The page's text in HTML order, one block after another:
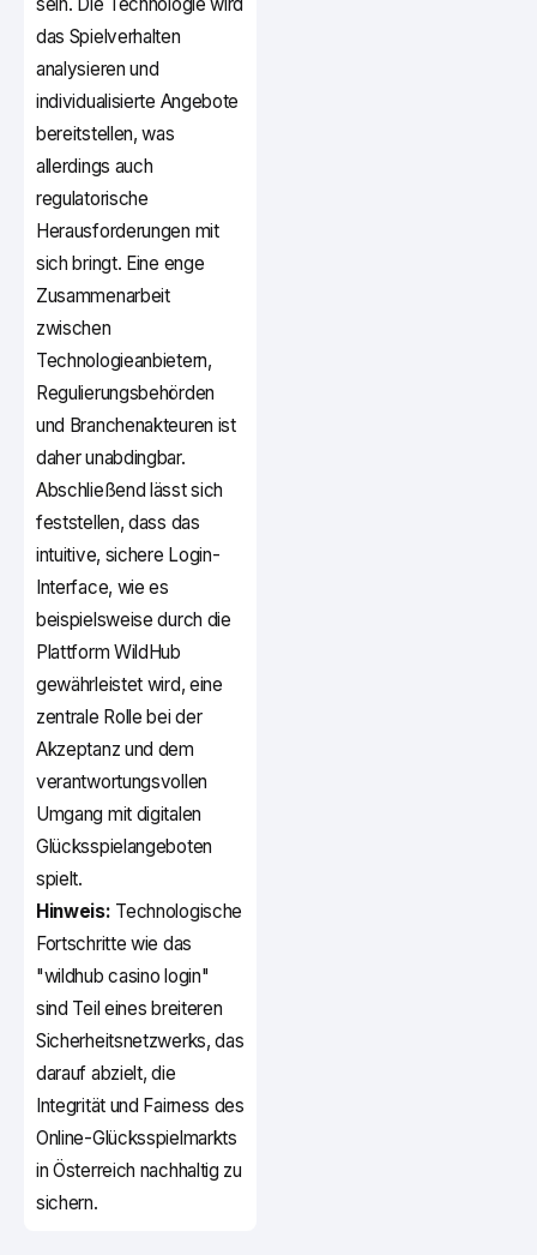
das Spielverhalten
analysieren und
individualisierte Angebote
bereitstellen, was
allerdings auch
regulatorische
Herausforderungen mit
sich bringt. Eine enge
Zusammenarbeit
zwischen
Technologieanbietern,
Regulierungsbehörden
und Branchenakteuren ist
daher unabdingbar.
Abschließend lässt sich
feststellen, dass das
intuitive, sichere Login-
Interface, wie es
beispielsweise durch die
Plattform WildHub
gewährleistet wird, eine
zentrale Rolle bei der
Akzeptanz und dem
verantwortungsvollen
Umgang mit digitalen
Glücksspielangeboten
spielt.
Hinweis: Technologische
Fortschritte wie das
"wildhub casino login"
sind Teil eines breiteren
Sicherheitsnetzwerks, das
darauf abzielt, die
Integrität und Fairness des
Online-Glücksspielmarkts
in Österreich nachhaltig zu
sichern.